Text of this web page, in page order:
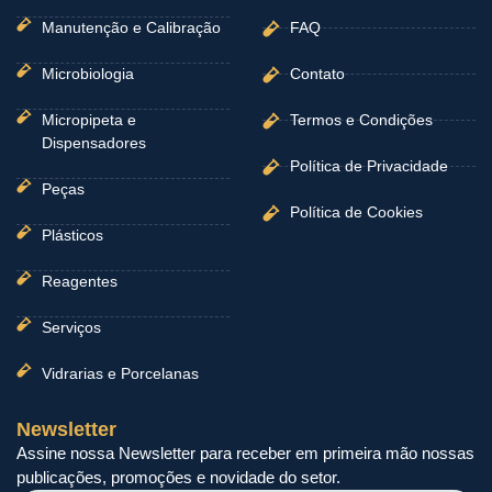
Manutenção e Calibração
Microbiologia
Micropipeta e
Dispensadores
Peças
Plásticos
Reagentes
Serviços
Vidrarias e Porcelanas
FAQ
Contato
Termos e Condições
Política de Privacidade
Política de Cookies
Newsletter
Assine nossa Newsletter para receber em primeira mão nossas
publicações, promoções e novidade do setor.